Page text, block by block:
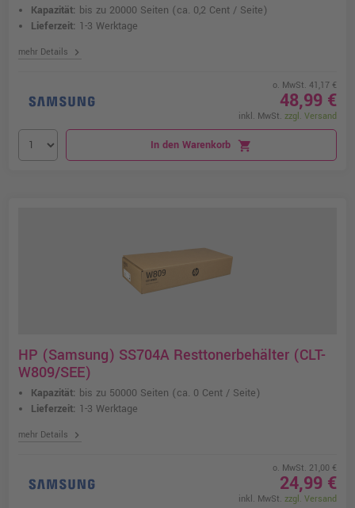
Kapazität: bis zu 20000 Seiten (ca. 0,2 Cent / Seite)
Lieferzeit: 1-3 Werktage
mehr Details chevron_right
o. MwSt. 41,17 €
48,99 €
inkl. MwSt. zzgl. Versand
In den Warenkorb shopping_cart
HP (Samsung) SS704A Resttonerbehälter (CLT-
W809/SEE)
Kapazität: bis zu 50000 Seiten (ca. 0 Cent / Seite)
Lieferzeit: 1-3 Werktage
mehr Details chevron_right
o. MwSt. 21,00 €
24,99 €
inkl. MwSt. zzgl. Versand